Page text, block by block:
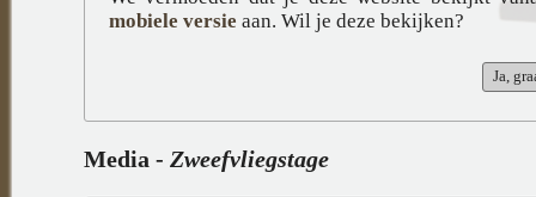
mobiele versie aan. Wil je deze bekijken?
Media - Zweefvliegstage